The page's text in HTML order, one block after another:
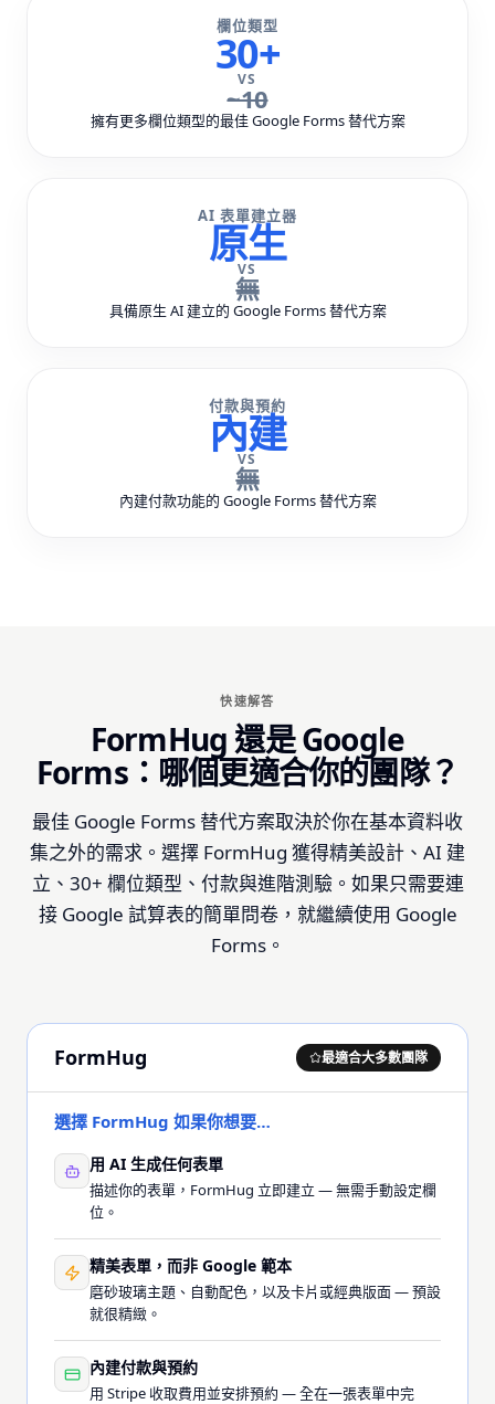
欄位類型
30+
VS
~10
擁有更多欄位類型的最佳 Google Forms 替代方案
AI 表單建立器
原生
VS
無
具備原生 AI 建立的 Google Forms 替代方案
付款與預約
內建
VS
無
內建付款功能的 Google Forms 替代方案
快速解答
FormHug 還是 Google
Forms：哪個更適合你的團隊？
最佳 Google Forms 替代方案取決於你在基本資料收
集之外的需求。選擇 FormHug 獲得精美設計、AI 建
立、30+ 欄位類型、付款與進階測驗。如果只需要連
接 Google 試算表的簡單問卷，就繼續使用 Google
Forms。
FormHug 最適合大多數團隊
選擇 FormHug 如果你想要…
用 AI 生成任何表單
描述你的表單，FormHug 立即建立 — 無需手動設定欄
位。
精美表單，而非 Google 範本
磨砂玻璃主題、自動配色，以及卡片或經典版面 — 預設
就很精緻。
內建付款與預約
用 Stripe 收取費用並安排預約 — 全在一張表單中完